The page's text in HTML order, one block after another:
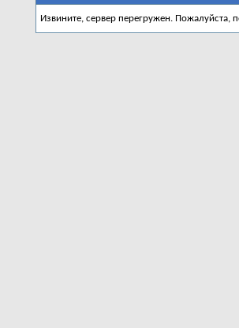
Извините, сервер перегружен. Пожалуйста,